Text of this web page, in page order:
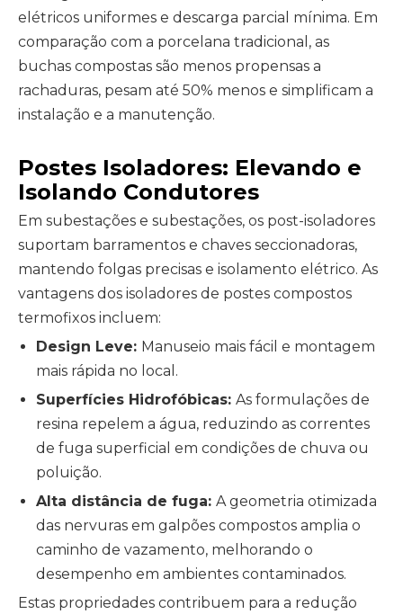
elétricos uniformes e descarga parcial mínima. Em
comparação com a porcelana tradicional, as
buchas compostas são menos propensas a
rachaduras, pesam até 50% menos e simplificam a
instalação e a manutenção.
Postes Isoladores: Elevando e
Isolando Condutores
Em subestações e subestações, os post-isoladores
suportam barramentos e chaves seccionadoras,
mantendo folgas precisas e isolamento elétrico. As
vantagens dos isoladores de postes compostos
termofixos incluem:
Design Leve: Manuseio mais fácil e montagem
mais rápida no local.
Superfícies Hidrofóbicas: As formulações de
resina repelem a água, reduzindo as correntes
de fuga superficial em condições de chuva ou
poluição.
Alta distância de fuga: A geometria otimizada
das nervuras em galpões compostos amplia o
caminho de vazamento, melhorando o
desempenho em ambientes contaminados.
Estas propriedades contribuem para a redução